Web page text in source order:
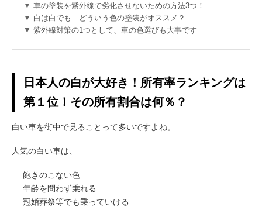
車の塗装を紫外線で劣化させないための方法3つ！
白は白でも…どういう色の塗装がオススメ？
紫外線対策の1つとして、車の色選びも大事です
日本人の白が大好き！所有率ランキングは
第１位！その所有割合は何％？
白い車を街中で見ることって多いですよね。
人気の白い車は、
飽きのこない色
年齢を問わず乗れる
冠婚葬祭等でも乗っていける